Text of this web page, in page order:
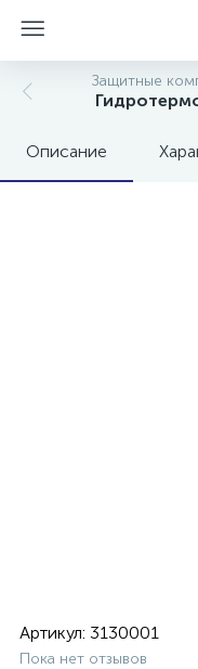
Защитные
Описание
Артикул: 3130001
Пока нет отзывов